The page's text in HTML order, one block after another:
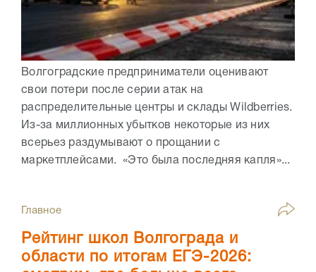
Волгоградские предприниматели оценивают
свои потери после серии атак на
распределительные центры и склады Wildberries.
Из-за миллионных убытков некоторые из них
всерьез раздумывают о прощании с
маркетплейсами. «Это была последняя капля»...
Главное
Рейтинг школ Волгограда и
области по итогам ЕГЭ-2026: